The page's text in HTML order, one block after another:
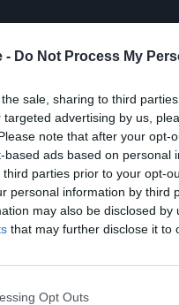
- Do Not Process My
sale, sharing to third
advertising by us,
note that after your opt-
ads based on personal
parties prior to your opt-
personal information by third
may also be disclosed
that may further disclose it to
Opt Outs
źródeł w Google